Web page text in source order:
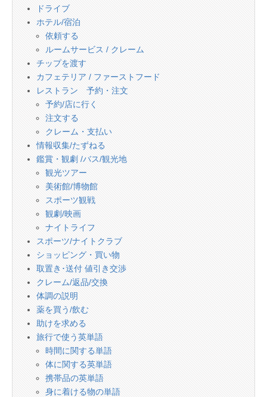
ドライブ
ホテル/宿泊
依頼する
ルームサービス / クレーム
チップを渡す
カフェテリア / ファーストフード
レストラン 予約・注文
予約/店に行く
注文する
クレーム・支払い
情報収集/たずねる
鑑賞・観劇 /バス/観光地
観光ツアー
美術館/博物館
スポーツ観戦
観劇/映画
ナイトライフ
スポーツ/ナイトクラブ
ショッピング・買い物
取置き･送付 値引き交渉
クレーム/返品/交換
体調の説明
薬を買う/飲む
助けを求める
旅行で使う英単語
時間に関する単語
体に関する英単語
携帯品の英単語
身に着ける物の単語